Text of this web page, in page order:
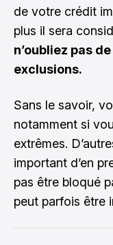
de votre crédit
plus il sera
n’oubliez pas
exclusions.
Sans le savoir,
notamment si
extrêmes.
important d’en
pas être bloqué
peut parfois être